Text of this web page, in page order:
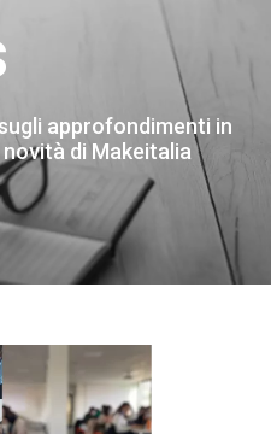
approfondimenti in
di Makeitalia